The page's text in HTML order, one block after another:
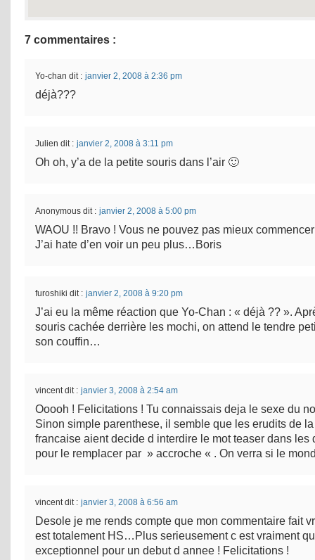
7 commentaires :
Yo-chan dit : janvier 2, 2008 à 2:36 pm
déjà???
Julien dit : janvier 2, 2008 à 3:11 pm
Oh oh, y’a de la petite souris dans l’air 🙂
Anonymous dit : janvier 2, 2008 à 5:00 pm
WAOU !! Bravo ! Vous ne pouvez pas mieux commencer
J’ai hate d’en voir un peu plus…Boris
furoshiki dit : janvier 2, 2008 à 9:20 pm
J’ai eu la même réaction que Yo-Chan : « déjà ?? ».
souris cachée derrière les mochi, on attend le tendre
son couffin…
vincent dit : janvier 3, 2008 à 2:54 am
Ooooh ! Felicitations ! Tu connaissais deja le sexe du
Sinon simple parenthese, il semble que les erudits de
francaise aient decide d interdire le mot teaser dans les
pour le remplacer par » accroche « . On verra si le
vincent dit : janvier 3, 2008 à 6:56 am
Desole je me rends compte que mon commentaire fait
est totalement HS…Plus serieusement c est vraiment
exceptionnel pour un debut d annee ! Felicitations !